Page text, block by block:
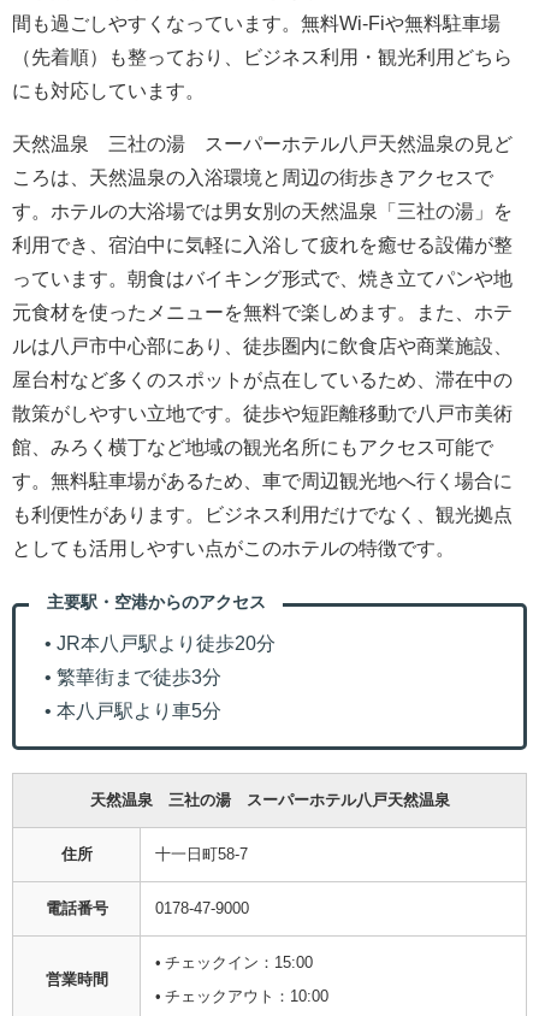
間も過ごしやすくなっています。無料Wi-Fiや無料駐車場
（先着順）も整っており、ビジネス利用・観光利用どちら
にも対応しています。
天然温泉 三社の湯 スーパーホテル八戸天然温泉の見ど
ころは、天然温泉の入浴環境と周辺の街歩きアクセスで
す。ホテルの大浴場では男女別の天然温泉「三社の湯」を
利用でき、宿泊中に気軽に入浴して疲れを癒せる設備が整
っています。朝食はバイキング形式で、焼き立てパンや地
元食材を使ったメニューを無料で楽しめます。また、ホテ
ルは八戸市中心部にあり、徒歩圏内に飲食店や商業施設、
屋台村など多くのスポットが点在しているため、滞在中の
散策がしやすい立地です。徒歩や短距離移動で八戸市美術
館、みろく横丁など地域の観光名所にもアクセス可能で
す。無料駐車場があるため、車で周辺観光地へ行く場合に
も利便性があります。ビジネス利用だけでなく、観光拠点
としても活用しやすい点がこのホテルの特徴です。
主要駅・空港からのアクセス
• JR本八戸駅より徒歩20分
• 繁華街まで徒歩3分
• 本八戸駅より車5分
天然温泉 三社の湯 スーパーホテル八戸天然温泉
住所 十一日町58-7
電話番号 0178-47-9000
営業時間
• チェックイン：15:00
• チェックアウト：10:00